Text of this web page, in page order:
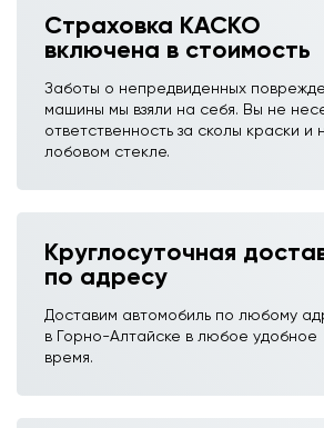
Страховка КАСКО
включена в стоимость
Заботы о непредвиденных
машины мы взяли на себя. Вы не
ответственность за сколы краски и
лобовом стекле.
Круглосуточная
по адресу
Доставим автомобиль по любому
в Горно-Алтайске в любое удобное
время.